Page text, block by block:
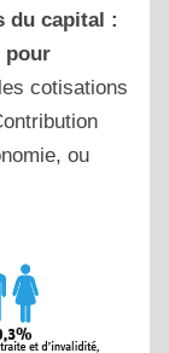
du capital :
pour
cotisations
ou